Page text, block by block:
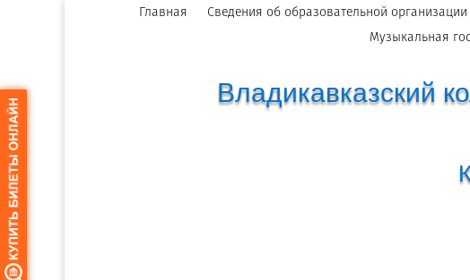
Главная Сведения об образовательной организации
Музыкальная
Владикавказский